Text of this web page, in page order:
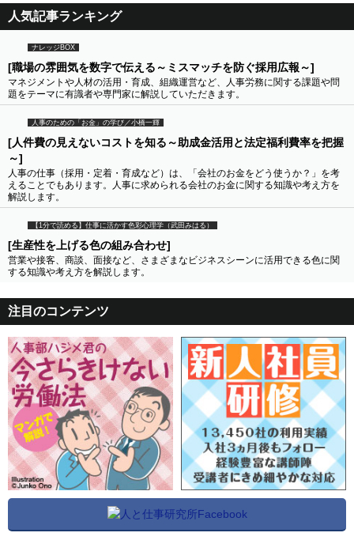
人気記事ランキング
ナレッジBOX
[職場の雰囲気を数字で伝える～ミスマッチを防ぐ採用広報～]
マネジメントや人材の活用・育成、組織運営など、人事労務に関する課題や問
題をテーマに有識者や専門家に解説していただきます。
人事のための「お金」の学び／小橋一輝
[人件費の見えないコストを知る～助成金活用と法定福利費率を把握
～]
人事の仕事（採用・定着・育成など）は、「会社のお金をどう使うか？」を考
えることでもあります。人事に求められる会社のお金に関する知識や考え方を
解説します。
【1分で読める】仕事に活かす色彩心理学（武田みはる）
[生産性を上げる色の組み合わせ]
営業や接客、商談、面接など、さまざまなビジネスシーンに活用できる色に関
する知識や考え方を解説します。
注目のコンテンツ